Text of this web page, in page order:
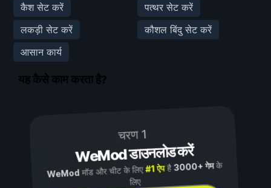
कैश सेट करें
पत्थर सेट करें
लकड़ी सेट करें
कौशल बिंदु सेट करें
आसान कार्य
यह कैसे काम करता है?
चरण 1
WeMod डाउनलोड करें
WeMod मॉड और चीट के लिए#1 ऐपहै3000+ गेमके
लिए